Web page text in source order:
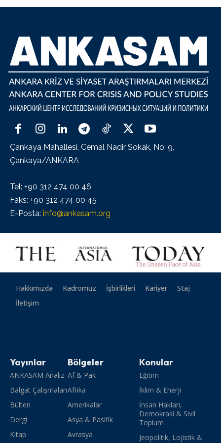
Çankaya Mahallesi, Cemal Nadir Sokak, No: 9,
Çankaya/ANKARA
Tel: +90 312 474 00 46
Faks: +90 312 474 00 45
E-Posta: info@ankasam.org
Hakkımızda Kadromuz İşbirlikleri Kariyer
Staj
İletişim
Yayınlar
ANKASAM Analiz
Balgat Çalışmaları
Bülten
Dergi
Kitap
Bölgeler
Af & Pak
Afrika
Amerikalar
Asya & Pasifik
Avrasya
Konular
Eğitim
İklim & Enerji
İnsan Hakları,
Demokrasi & Sivil
Toplum
Jeopolitik, Lojistik &